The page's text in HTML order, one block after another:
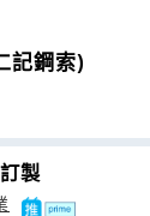
記鋼索)
製